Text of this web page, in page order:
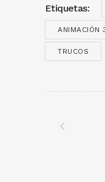
Etiquetas:
ANIMACIÓN
TRUCOS